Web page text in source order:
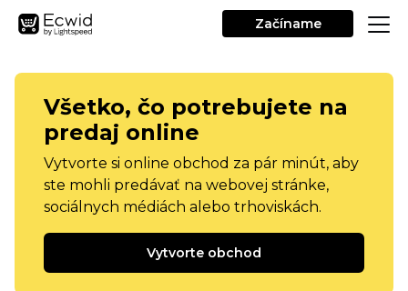
Začíname
Všetko, čo potrebujete na
predaj online
Vytvorte si online obchod za pár minút, aby
ste mohli predávať na webovej stránke,
sociálnych médiách alebo trhoviskách.
Vytvorte obchod